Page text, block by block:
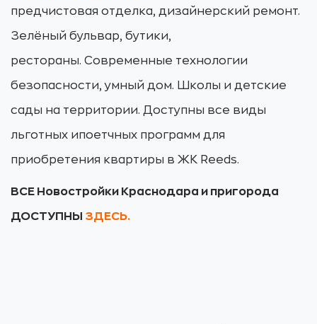
предчистовая отделка, дизайнерский ремонт.
Зелёный бульвар, бутики,
рестораны. Современные технологии
безопасности, умный дом. Школы и детские
сады на территории. Доступны все виды
льготных ипоетчных программ для
приобретения квартиры в ЖК Reeds.
ВСЕ Новостройки Краснодара и пригорода
ДОСТУПНЫ ЗДЕСЬ.